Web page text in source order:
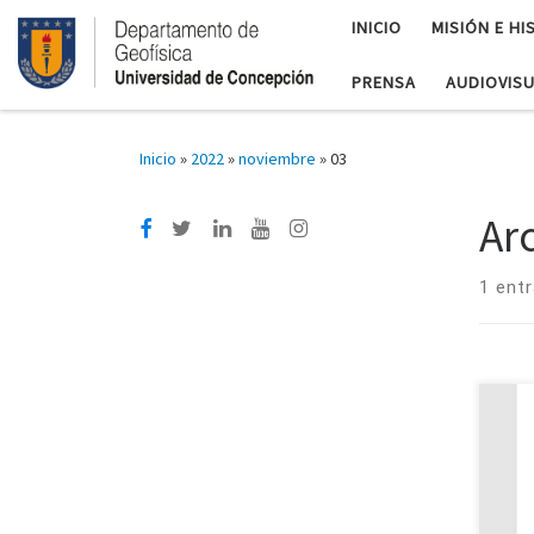
INICIO MISIÓN E
PRENSA
Inicio » 2022 »noviembre »03
1